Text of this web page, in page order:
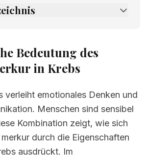
Seiten
Bedeutung des
in Krebs
verleiht emotionales Denken und
Menschen sind sensibel
Kombination zeigt, wie sich
durch die Eigenschaften
ausdrückt. Im